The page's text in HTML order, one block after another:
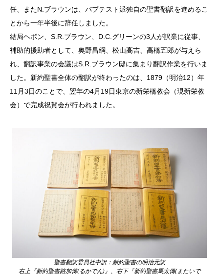
任、またN.ブラウンは、バプテスト派独自の聖書翻訳を進めるこ
とから一年半後に辞任しました。
結局ヘボン、S.R.ブラウン、D.C.グリーンの3人が訳業に従事、
補助的援助者として、奥野昌綱、松山高吉、高橋五郎が与えら
れ、翻訳事業の会議はS.R.ブラウン邸に集まり翻訳作業を行いま
した。新約聖書全体の翻訳が終わったのは、1879（明治12）年
11月3日のことで、翌年の4月19日東京の新栄橋教会（現新栄教
会）で完成祝賀会が行われました。
聖書翻訳委員社中訳：新約聖書の明治元訳
右上『新約聖書路加傳(るかでん)』、右下『新約聖書馬太傳(またいで